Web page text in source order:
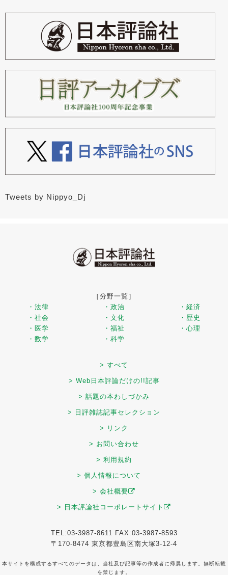
Tweets by Nippyo_Dj
［分野一覧］
・法律
・政治
・経済
・社会
・文化
・歴史
・医学
・福祉
・心理
・数学
・科学
> すべて
> Web日本評論だけの!!記事
> 話題の本わしづかみ
> 日評雑誌記事セレクション
> リンク
> お問い合わせ
> 利用規約
> 個人情報について
> 会社概要
> 日本評論社コーポレートサイト
TEL:03-3987-8611 FAX:03-3987-8593
〒170-8474 東京都豊島区南大塚3-12-4
本サイトを構成するすべてのデータは、当社及び記事等の作成者に帰属します。無断転載
を禁じます。